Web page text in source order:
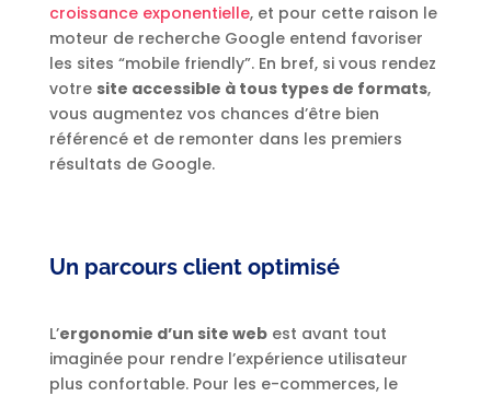
croissance exponentielle, et pour cette raison le
moteur de recherche Google entend favoriser
les sites “mobile friendly”. En bref, si vous rendez
votre site accessible à tous types de formats,
vous augmentez vos chances d’être bien
référencé et de remonter dans les premiers
résultats de Google.
Un parcours client optimisé
L’ergonomie d’un site webest avant tout
imaginée pour rendre l’expérience utilisateur
plus confortable. Pour les e-commerces, le